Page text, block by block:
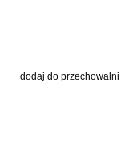
dodaj do przechowalni